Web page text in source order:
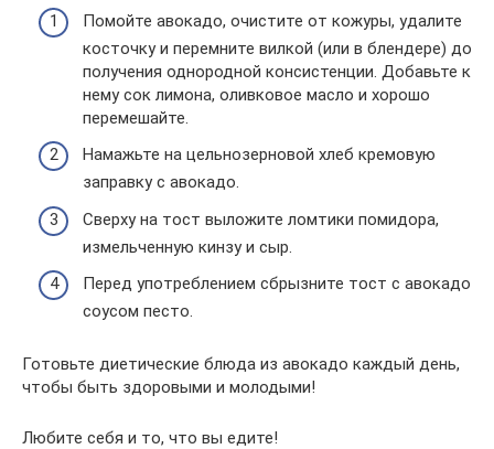
Помойте авокадо, очистите от кожуры, удалите
косточку и перемните вилкой (или в блендере) до
получения однородной консистенции. Добавьте к
нему сок лимона, оливковое масло и хорошо
перемешайте.
Намажьте на цельнозерновой хлеб кремовую
заправку с авокадо.
Сверху на тост выложите ломтики помидора,
измельченную кинзу и сыр.
Перед употреблением сбрызните тост с авокадо
соусом песто.
Готовьте диетические блюда из авокадо каждый день,
чтобы быть здоровыми и молодыми!
Любите себя и то, что вы едите!